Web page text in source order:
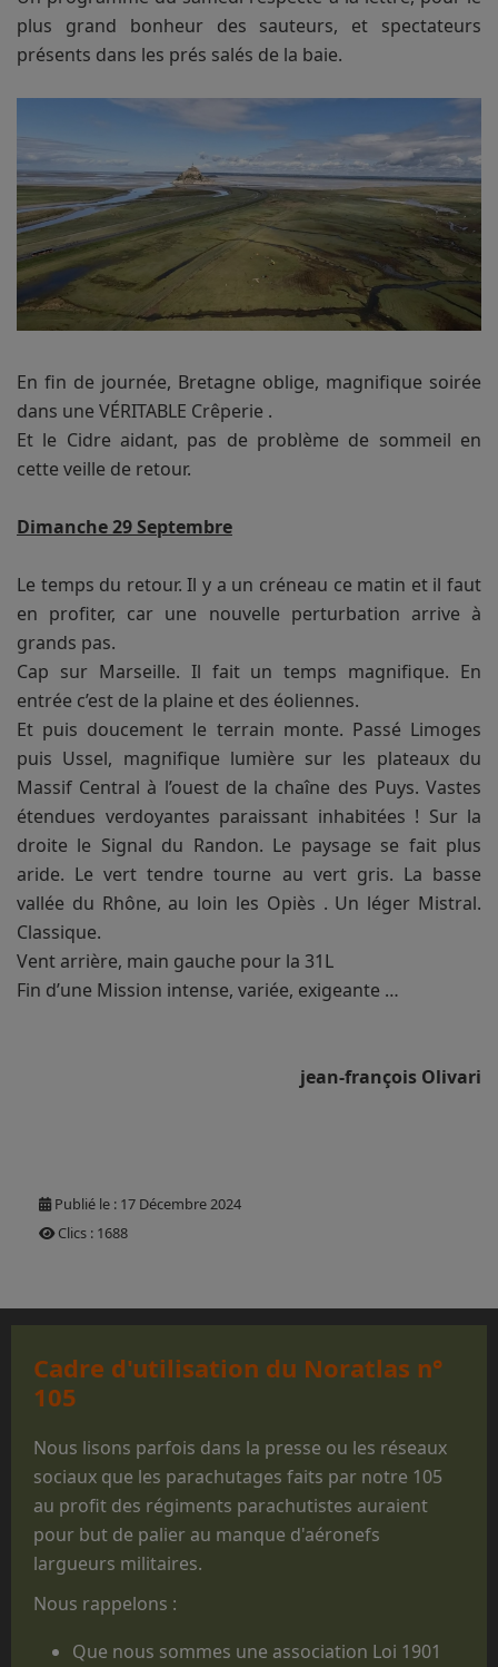
plus grand bonheur des sauteurs, et spectateurs
présents dans les prés salés de la baie.
En fin de journée, Bretagne oblige, magnifique soirée
dans une VÉRITABLE Crêperie .
Et le Cidre aidant, pas de problème de sommeil en
cette veille de retour.
Dimanche 29 Septembre
Le temps du retour. Il y a un créneau ce matin et il faut
en profiter, car une nouvelle perturbation arrive à
grands pas.
Cap sur Marseille. Il fait un temps magnifique. En
entrée c’est de la plaine et des éoliennes.
Et puis doucement le terrain monte. Passé Limoges
puis Ussel, magnifique lumière sur les plateaux du
Massif Central à l’ouest de la chaîne des Puys. Vastes
étendues verdoyantes paraissant inhabitées ! Sur la
droite le Signal du Randon. Le paysage se fait plus
aride. Le vert tendre tourne au vert gris. La basse
vallée du Rhône, au loin les Opiès . Un léger Mistral.
Classique.
Vent arrière, main gauche pour la 31L
Fin d’une Mission intense, variée, exigeante …
jean-françois Olivari
Publié le : 17 Décembre 2024
Clics : 1688
Cadre d'utilisation du Noratlas n°
105
Nous lisons parfois dans la presse ou les réseaux
sociaux que les parachutages faits par notre 105
au profit des régiments parachutistes auraient
pour but de palier au manque d'aéronefs
largueurs militaires.
Nous rappelons :
Que nous sommes une association Loi 1901